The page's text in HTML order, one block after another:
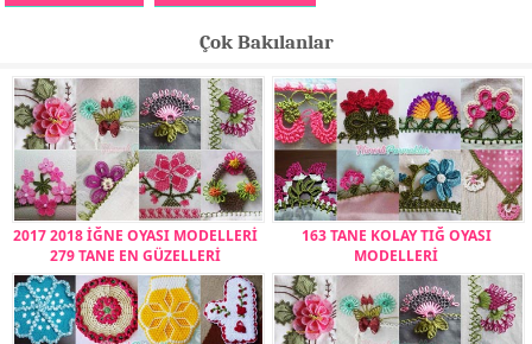
Çok Bakılanlar
2017 2018 İĞNE OYASI MODELLERİ
279 TANE EN GÜZELLERİ
163 TANE KOLAY TIĞ OYASI
MODELLERİ